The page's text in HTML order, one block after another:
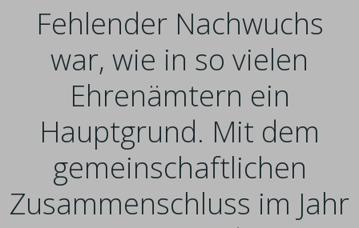
Fehlender Nachwuchs
war, wie in so vielen
Ehrenämtern ein
Hauptgrund. Mit dem
gemeinschaftlichen
Zusammenschluss im Jahr